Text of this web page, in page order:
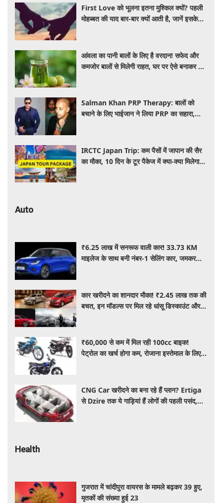
First Love को भूलना इतना मुश्किल क्यों? पहली
मोहब्बत की याद बार-बार क्यों आती है, जानें इसके
आंवला का पानी बालों के लिए है वरदान! सफेद और
कमजोर बालों से मिलेगी राहत, घर पर ऐसे बनाकर करें
Salman Khan PRP Therapy: बालों को
बचाने के लिए भाईजान ने लिया PRP का सहारा,
IRCTC Japan Trip: कम पैसों में जापान की सैर
का मौका, 10 दिन के टूर पैकेज में क्या-क्या मिलेगा?
Auto
₹6.25 लाख में सनरूफ वाली कार! 33.73 KM
माइलेज के साथ बनी नंबर-1 सेलिंग कार, जमकर
कार खरीदने का शानदार मौका! ₹2.45 लाख तक की
बचत, इन मॉडल्स पर मिल रहे धांसू डिस्काउंट और
₹60,000 से कम में मिल रही 100cc बाइक!
पेट्रोल का खर्च होगा कम, रोजाना इस्तेमाल के लिए है
CNG Car खरीदने का बना रहे हैं प्लान? Ertiga
से Dzire तक ये गाड़ियां हैं लोगों की पहली पसंद,
Health
गुजरात में चांदीपुरा वायरस के मामले बढ़कर 39 हुए,
मृतकों की संख्या हुई 23